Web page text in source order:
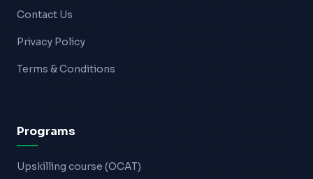
Contact Us
Privacy Policy
Terms & Conditions
Programs
Upskilling course (OCAT)